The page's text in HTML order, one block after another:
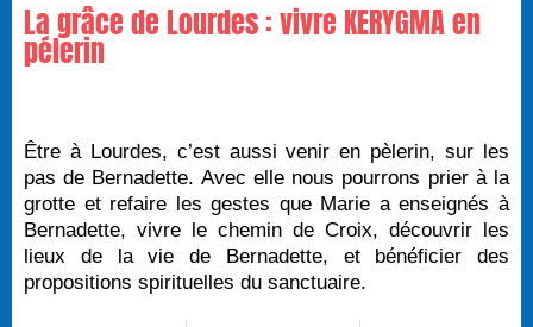
La grâce de Lourdes : vivre KERYGMA en
pélerin
Être à Lourdes, c’est aussi venir en pèlerin, sur les
pas de Bernadette. Avec elle nous pourrons prier à la
grotte et refaire les gestes que Marie a enseignés à
Bernadette, vivre le chemin de Croix, découvrir les
lieux de la vie de Bernadette, et bénéficier des
propositions spirituelles du sanctuaire.